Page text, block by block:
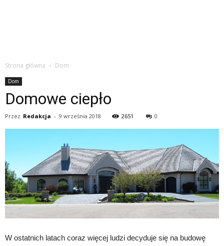
Strona główna Dom
Dom
Domowe ciepło
Przez Redakcja - 9 września 2018 2651 0
W ostatnich latach coraz więcej ludzi decyduje się na budowę